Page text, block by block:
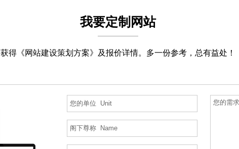
我要定制网站
获得《网站建设策划方案》及报价详情。多一份参考，总有益处！